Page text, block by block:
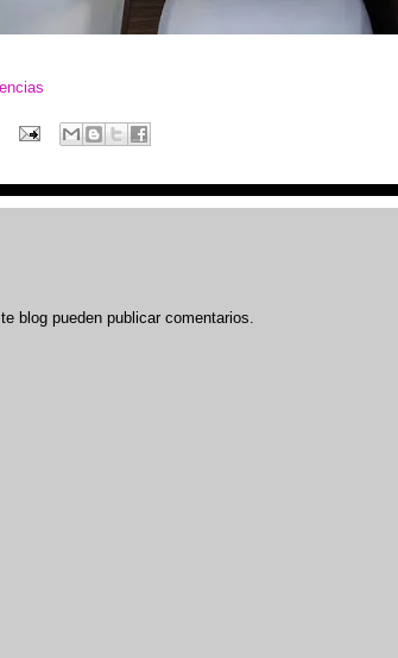
blog pueden publicar comentarios.